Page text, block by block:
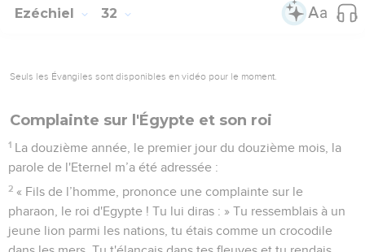
Ezéchiel 32
Seuls les Évangiles sont disponibles en vidéo pour le moment.
Complainte sur l'Égypte et son roi
1 La douzième année, le premier jour du douzième mois, la
parole de l'Eternel m’a été adressée :
2 « Fils de l’homme, prononce une complainte sur le
pharaon, le roi d'Egypte ! Tu lui diras : » Tu ressemblais à un
jeune lion parmi les nations, tu étais comme un crocodile